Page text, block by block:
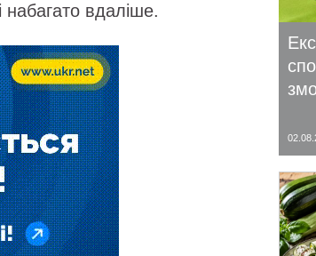
набагато вдаліше.